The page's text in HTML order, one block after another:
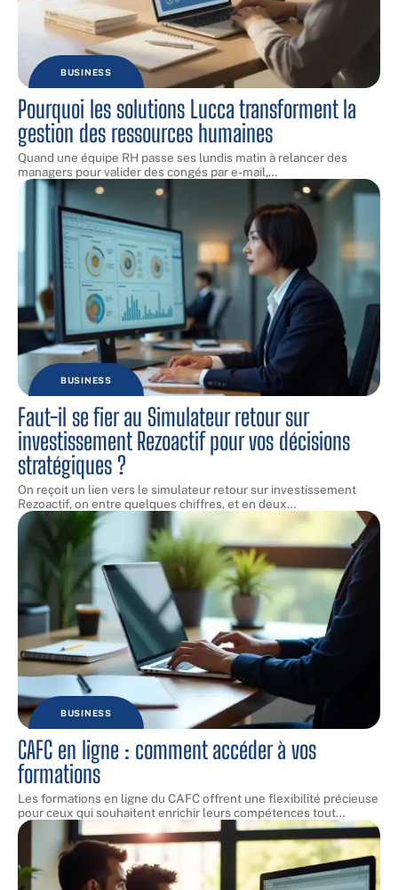
BUSINESS
Pourquoi les solutions Lucca transforment la
gestion des ressources humaines
Quand une équipe RH passe ses lundis matin à relancer des
managers pour valider des congés par e-mail,…
BUSINESS
Faut-il se fier au Simulateur retour sur
investissement Rezoactif pour vos décisions
stratégiques ?
On reçoit un lien vers le simulateur retour sur investissement
Rezoactif, on entre quelques chiffres, et en deux…
BUSINESS
CAFC en ligne : comment accéder à vos
formations
Les formations en ligne du CAFC offrent une flexibilité précieuse
pour ceux qui souhaitent enrichir leurs compétences tout…